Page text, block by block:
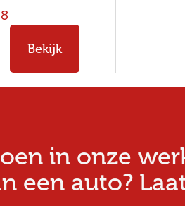
Bekijk
in onze
een auto?